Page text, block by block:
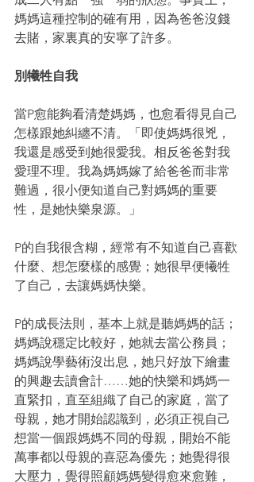
媽媽這種控制的確有用，因為爸爸沒錢
去賭，家裏真的安寧了許多。
別犧牲自我
當P愈能夠看清楚媽媽，也愈看得見自己
怎樣跟她糾纏不清。「即使媽媽很兇，
我還是感受到她很愛我。相反爸爸對我
愛理不理。我為媽媽嫁了給爸爸而非常
難過，很小便知道自己對媽媽的重要
性，是她快樂泉源。」
P的自我很含糊，經常有不知道自己喜歡
什麼、想怎麼樣的感覺；她很早便犧牲
了自己，去讓媽媽快樂。
P的成長法則，基本上就是聽媽媽的話；
媽媽說穩定比較好，她就去當公務員；
媽媽說學藝術沒出息，她只好放下繪畫
的興趣去讀會計……她的快樂和媽媽一
直緊扣，直至組織了自己的家庭，當了
母親，她才開始認識到，必須正視自己
想當一個跟媽媽不同的母親，開始不能
萬事都以母親的喜惡為優先；她覺得很
大壓力，覺得照顧媽媽變得愈來愈難，